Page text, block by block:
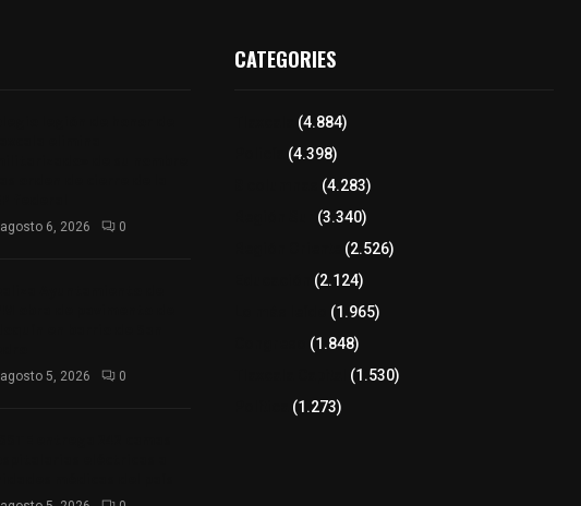
agosto 6, 2026 0
agosto 5, 2026 0
CATEGORIES
(4.884)
(4.398)
(4.283)
(3.340)
(2.526)
(2.124)
(1.965)
(1.848)
(1.530)
(1.273)